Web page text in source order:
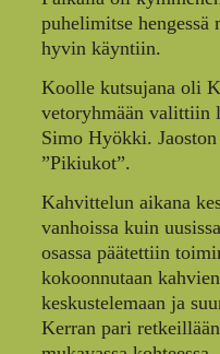
puhelimitse
hyvin käyntiin.
Koolle kutsujana oli
vetoryhmään valittiin
Simo Hyökki.
”Pikiukot”.
Kahvittelun aikana
vanhoissa kuin
osassa päätettiin
kokoonnutaan
keskustelemaan ja
Kerran pari